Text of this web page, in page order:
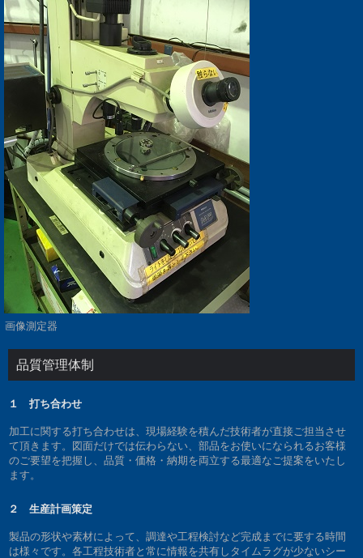
画像測定器
品質管理体制
１ 打ち合わせ
加工に関する打ち合わせは、現場経験を積んだ技術者が直接ご担当させ
て頂きます。図面だけでは伝わらない、部品をお使いになられるお客様
のご要望を把握し、品質・価格・納期を両立する最適なご提案をいたし
ます。
２ 生産計画策定
製品の形状や素材によって、調達や工程検討など完成までに要する時間
は様々です。各工程技術者と常に情報を共有しタイムラグが少ないシー